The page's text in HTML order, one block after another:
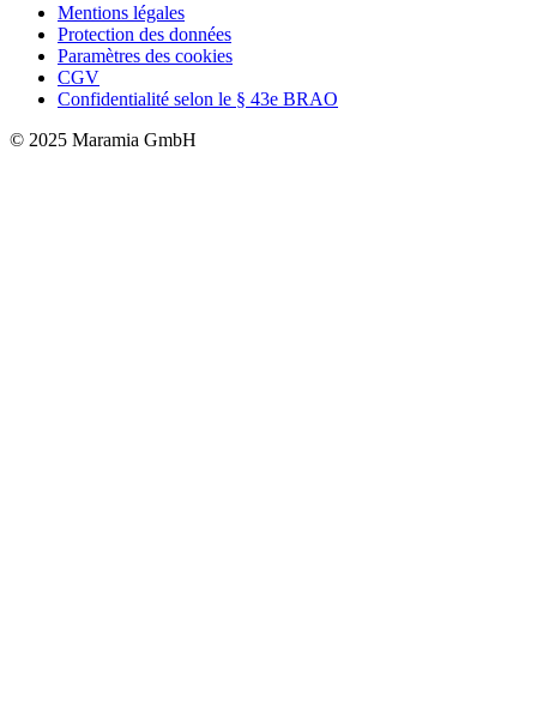
Mentions légales
Protection des données
Paramètres des cookies
CGV
Confidentialité selon le § 43e BRAO
© 2025 Maramia GmbH